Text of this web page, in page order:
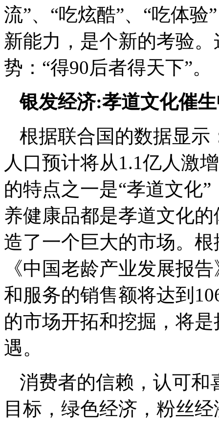
流”、“吃炫酷”、“吃体
新能力，是个新的考验
势：“得90后者得天下”
银发经济:孝道文化催
根据联合国的数据显示
人口预计将从1.1亿人激
的特点之一是“孝道文化
养健康品都是孝道文化
造了一个巨大的市场。
《中国老龄产业发展报
和服务的销售额将达到
的市场开拓和挖掘，将
遇。
消费者的信赖，认可和
目标，绿色经济，粉丝